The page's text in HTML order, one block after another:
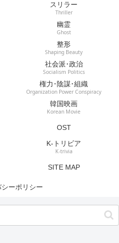
スリラー
Thriller
幽霊
Ghost
整形
Shaping Beauty
社会派･政治
Socialism Politics
権力･陰謀･組織
Organization Power Conspiracy
韓国映画
Korean Movie
OST
K-トリビア
K-trivia
SITE MAP
ーポリシー